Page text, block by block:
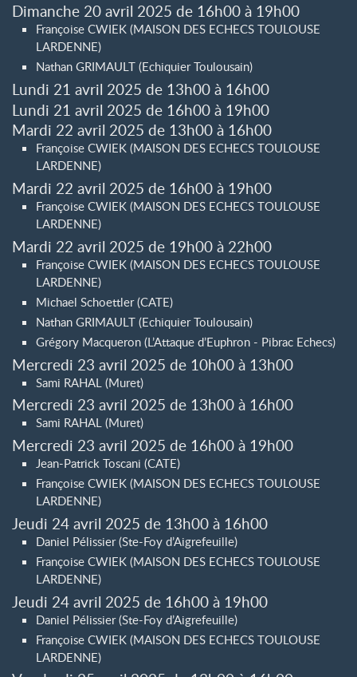
Dimanche 20 avril 2025 de 16h00 à 19h00
Françoise CWIEK (MAISON DES ECHECS TOULOUSE
LARDENNE)
Nathan GRIMAULT (Echiquier Toulousain)
Lundi 21 avril 2025 de 13h00 à 16h00
Lundi 21 avril 2025 de 16h00 à 19h00
Mardi 22 avril 2025 de 13h00 à 16h00
Françoise CWIEK (MAISON DES ECHECS TOULOUSE
LARDENNE)
Mardi 22 avril 2025 de 16h00 à 19h00
Françoise CWIEK (MAISON DES ECHECS TOULOUSE
LARDENNE)
Mardi 22 avril 2025 de 19h00 à 22h00
Françoise CWIEK (MAISON DES ECHECS TOULOUSE
LARDENNE)
Michael Schoettler (CATE)
Nathan GRIMAULT (Echiquier Toulousain)
Grégory Macqueron (L’Attaque d’Euphron - Pibrac Echecs)
Mercredi 23 avril 2025 de 10h00 à 13h00
Sami RAHAL (Muret)
Mercredi 23 avril 2025 de 13h00 à 16h00
Sami RAHAL (Muret)
Mercredi 23 avril 2025 de 16h00 à 19h00
Jean-Patrick Toscani (CATE)
Françoise CWIEK (MAISON DES ECHECS TOULOUSE
LARDENNE)
Jeudi 24 avril 2025 de 13h00 à 16h00
Daniel Pélissier (Ste-Foy d’Aigrefeuille)
Françoise CWIEK (MAISON DES ECHECS TOULOUSE
LARDENNE)
Jeudi 24 avril 2025 de 16h00 à 19h00
Daniel Pélissier (Ste-Foy d’Aigrefeuille)
Françoise CWIEK (MAISON DES ECHECS TOULOUSE
LARDENNE)